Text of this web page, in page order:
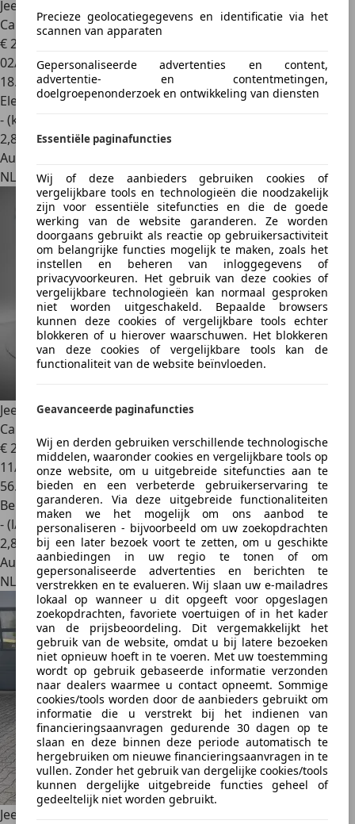
Precieze geolocatiegegevens en identificatie via het
scannen van apparaten
Gepersonaliseerde advertenties en content,
advertentie- en contentmetingen,
doelgroepenonderzoek en ontwikkeling van diensten
Essentiële paginafuncties
Wij of deze aanbieders gebruiken cookies of
vergelijkbare tools en technologieën die noodzakelijk
zijn voor essentiële sitefuncties en die de goede
werking van de website garanderen. Ze worden
doorgaans gebruikt als reactie op gebruikersactiviteit
om belangrijke functies mogelijk te maken, zoals het
instellen en beheren van inloggegevens of
privacyvoorkeuren. Het gebruik van deze cookies of
vergelijkbare technologieën kan normaal gesproken
niet worden uitgeschakeld. Bepaalde browsers
kunnen deze cookies of vergelijkbare tools echter
blokkeren of u hierover waarschuwen. Het blokkeren
van deze cookies of vergelijkbare tools kan de
functionaliteit van de website beïnvloeden.
Geavanceerde paginafuncties
Wij en derden gebruiken verschillende technologische
middelen, waaronder cookies en vergelijkbare tools op
onze website, om u uitgebreide sitefuncties aan te
bieden en een verbeterde gebruikerservaring te
garanderen. Via deze uitgebreide functionaliteiten
maken we het mogelijk om ons aanbod te
personaliseren - bijvoorbeeld om uw zoekopdrachten
bij een later bezoek voort te zetten, om u geschikte
aanbiedingen in uw regio te tonen of om
gepersonaliseerde advertenties en berichten te
verstrekken en te evalueren. Wij slaan uw e-mailadres
lokaal op wanneer u dit opgeeft voor opgeslagen
zoekopdrachten, favoriete voertuigen of in het kader
van de prijsbeoordeling. Dit vergemakkelijkt het
gebruik van de website, omdat u bij latere bezoeken
niet opnieuw hoeft in te voeren. Met uw toestemming
wordt op gebruik gebaseerde informatie verzonden
naar dealers waarmee u contact opneemt. Sommige
cookies/tools worden door de aanbieders gebruikt om
informatie die u verstrekt bij het indienen van
financieringsaanvragen gedurende 30 dagen op te
slaan en deze binnen deze periode automatisch te
hergebruiken om nieuwe financieringsaanvragen in te
vullen. Zonder het gebruik van dergelijke cookies/tools
kunnen dergelijke uitgebreide functies geheel of
gedeeltelijk niet worden gebruikt.
Jeep Avenger
Carplay Adaptiv
€ 26.700
02/2025
18.219 km
Elektrisch
- (kWh/100 km)
2,8
Autobedrijf
NL 6088 EB
Jeep Avenger1.2 Altitude - Digitaal Cockpit, Carplay,
Camera,
€ 20.8451
11/2023
56.415 km
Benzine
- (l/100 km)
2,8
Autobedrijf
NL 7711 AL
Jeep Avenger